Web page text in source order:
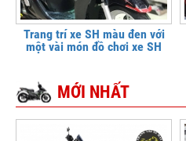
Trang trí xe SH màu đen với
một vài món đồ chơi xe SH
MỚI NHẤT